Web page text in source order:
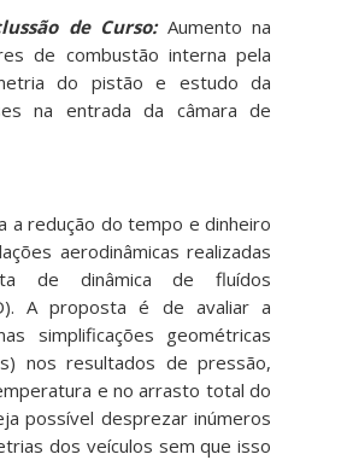
de Curso:Aumento na
de combustão interna pela
do pistão e estudo da
na entrada da câmara de
a redução do tempo e dinheiro
aerodinâmicas realizadas
de dinâmica de fluídos
A proposta é de avaliar a
simplificações geométricas
nos resultados de pressão,
e no arrasto total do
possível desprezar inúmeros
dos veículos sem que isso